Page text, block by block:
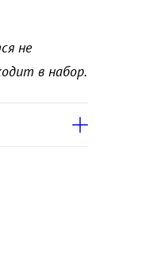
не
в набор.